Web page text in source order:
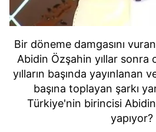
Bir döneme damgasını
Abidin Özşahin yıllar sonra
yılların başında yayınlanan
başına toplayan şarkı
Türkiye'nin birincisi
yapıyor?